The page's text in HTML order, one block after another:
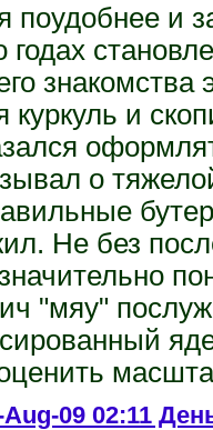
поудобнее и
годах
знакомства
куркуль и
о
Не без
"мяу"
09 02:11